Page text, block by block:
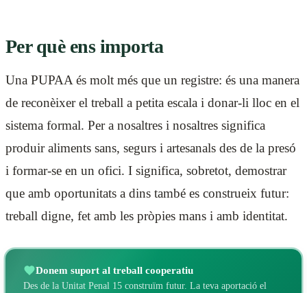
Per què ens importa
Una PUPAA és molt més que un registre: és una manera
de reconèixer el treball a petita escala i donar-li lloc en el
sistema formal. Per a nosaltres i nosaltres significa
produir aliments sans, segurs i artesanals des de la presó
i formar-se en un ofici. I significa, sobretot, demostrar
que amb oportunitats a dins també es construeix futur:
treball digne, fet amb les pròpies mans i amb identitat.
Donem suport al treball cooperatiu
Des de la Unitat Penal 15 construïm futur. La teva aportació el